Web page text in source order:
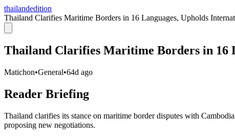
thailandedition
Thailand Clarifies Maritime Borders in 16 Languages, Upholds
Thailand Clarifies Maritime Borders in 16
Matichon•General•64d ago
Reader Briefing
Thailand clarifies its stance on maritime border disputes with
proposing new negotiations.